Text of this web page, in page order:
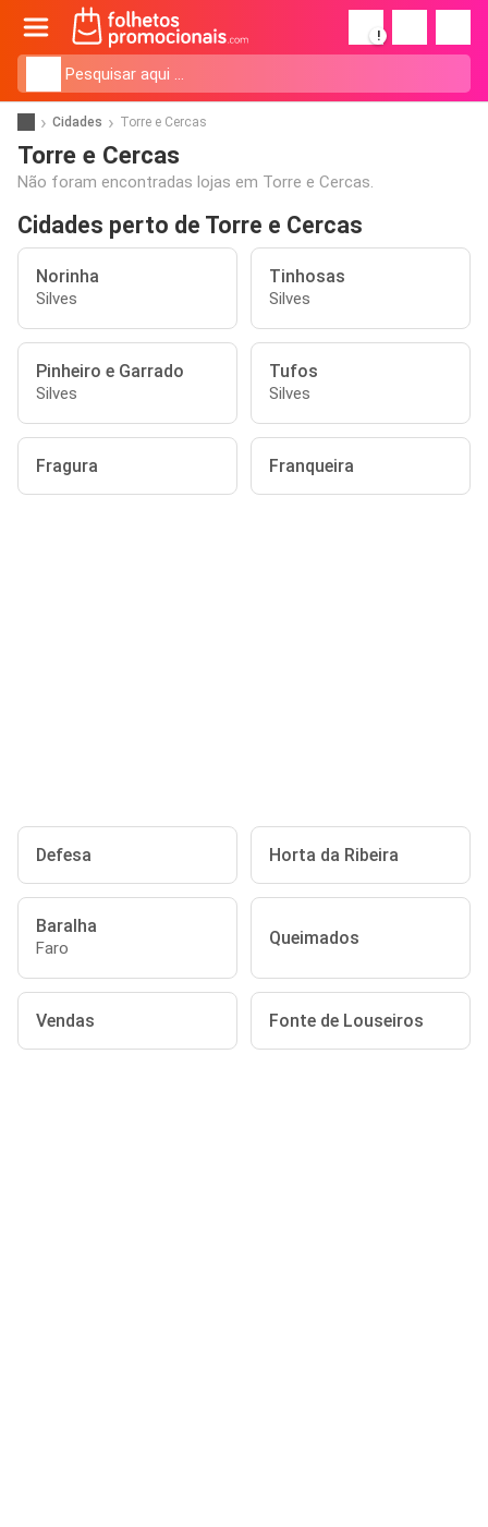
!
Cidades Torre e Cercas
Torre e Cercas
Não foram encontradas lojas em Torre e Cercas.
Cidades perto de Torre e Cercas
Norinha
Silves
Tinhosas
Silves
Pinheiro e Garrado
Silves
Tufos
Silves
Fragura Franqueira
Defesa Horta da Ribeira
Baralha
Faro Queimados
Vendas Fonte de Louseiros